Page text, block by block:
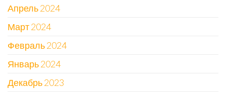
Апрель 2024
Март 2024
Февраль 2024
Январь 2024
Декабрь 2023